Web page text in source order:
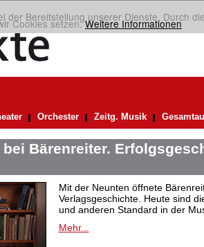
der Bereitstellung unserer Dienste. Durch
Cookies setzen.Weitere Informationen
Orchester Zeitg. Musik
bei Bärenreiter.
Mit der Neunten öffnete
Verlagsgeschichte. Heute sind
und anderen Standard in der
Mehr...